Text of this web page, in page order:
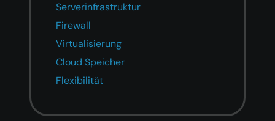
Serverinfrastruktur
Firewall
Virtualisierung
Cloud Speicher
Flexibilität